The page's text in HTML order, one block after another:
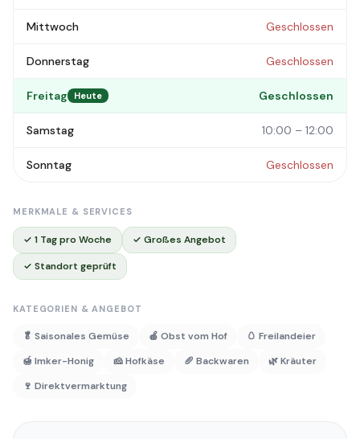
Mittwoch Geschlossen
Donnerstag Geschlossen
Freitag Heute Geschlossen
Samstag 10:00 – 12:00
Sonntag Geschlossen
MERKMALE & SERVICES
✓ 1 Tag pro Woche ✓ Großes Angebot
✓ Standort geprüft
KATEGORIEN & ANGEBOT
🥬 Saisonales Gemüse 🍎 Obst vom Hof
🥚 Freilandeier
🍯 Imker-Honig
🧀 Hofkäse 🥖 Backwaren
🌿 Kräuter
🍷 Direktvermarktung